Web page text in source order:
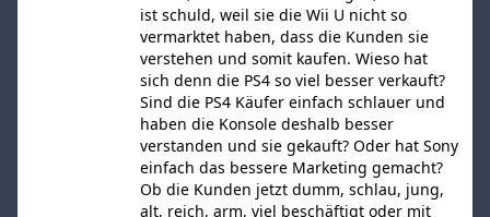
ist schuld, weil sie die Wii U nicht so
vermarktet haben, dass die Kunden sie
verstehen und somit kaufen. Wieso hat
sich denn die PS4 so viel besser verkauft?
Sind die PS4 Käufer einfach schlauer und
haben die Konsole deshalb besser
verstanden und sie gekauft? Oder hat Sony
einfach das bessere Marketing gemacht?
Ob die Kunden jetzt dumm, schlau, jung,
alt, reich, arm, viel beschäftigt oder mit